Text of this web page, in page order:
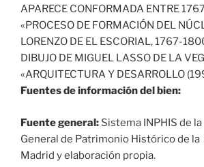
APARECE CONFORMADA ENTRE
«PROCESO DE FORMACIÓN DEL
LORENZO DE EL ESCORIAL, 1767-
DIBUJO DE MIGUEL LASSO DE LA
«ARQUITECTURA Y DESARROLLO
Fuentes de información del bien:
Fuente general: Sistema INPHIS de
General de Patrimonio Histórico de
Madrid y elaboración propia.